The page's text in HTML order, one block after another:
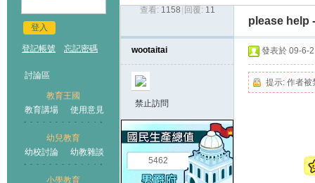
登入
登記帳號 忘記密碼
討論區
教育王國
教育講場
使用意見
幼兒教育
幼校討論
幼教雜談
小學教育
王國
› ›
查看: 1158 回覆: 11
please help
wootaitai
禁止訪問
5462
發表於 09-6-
提示: 作者被